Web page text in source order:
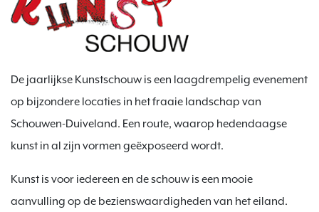
De jaarlijkse Kunstschouw is een laagdrempelig evenement
op bijzondere locaties in het fraaie landschap van
Schouwen-Duiveland. Een route, waarop hedendaagse
kunst in al zijn vormen geëxposeerd wordt.
Kunst is voor iedereen en de schouw is een mooie
aanvulling op de bezienswaardigheden van het eiland.